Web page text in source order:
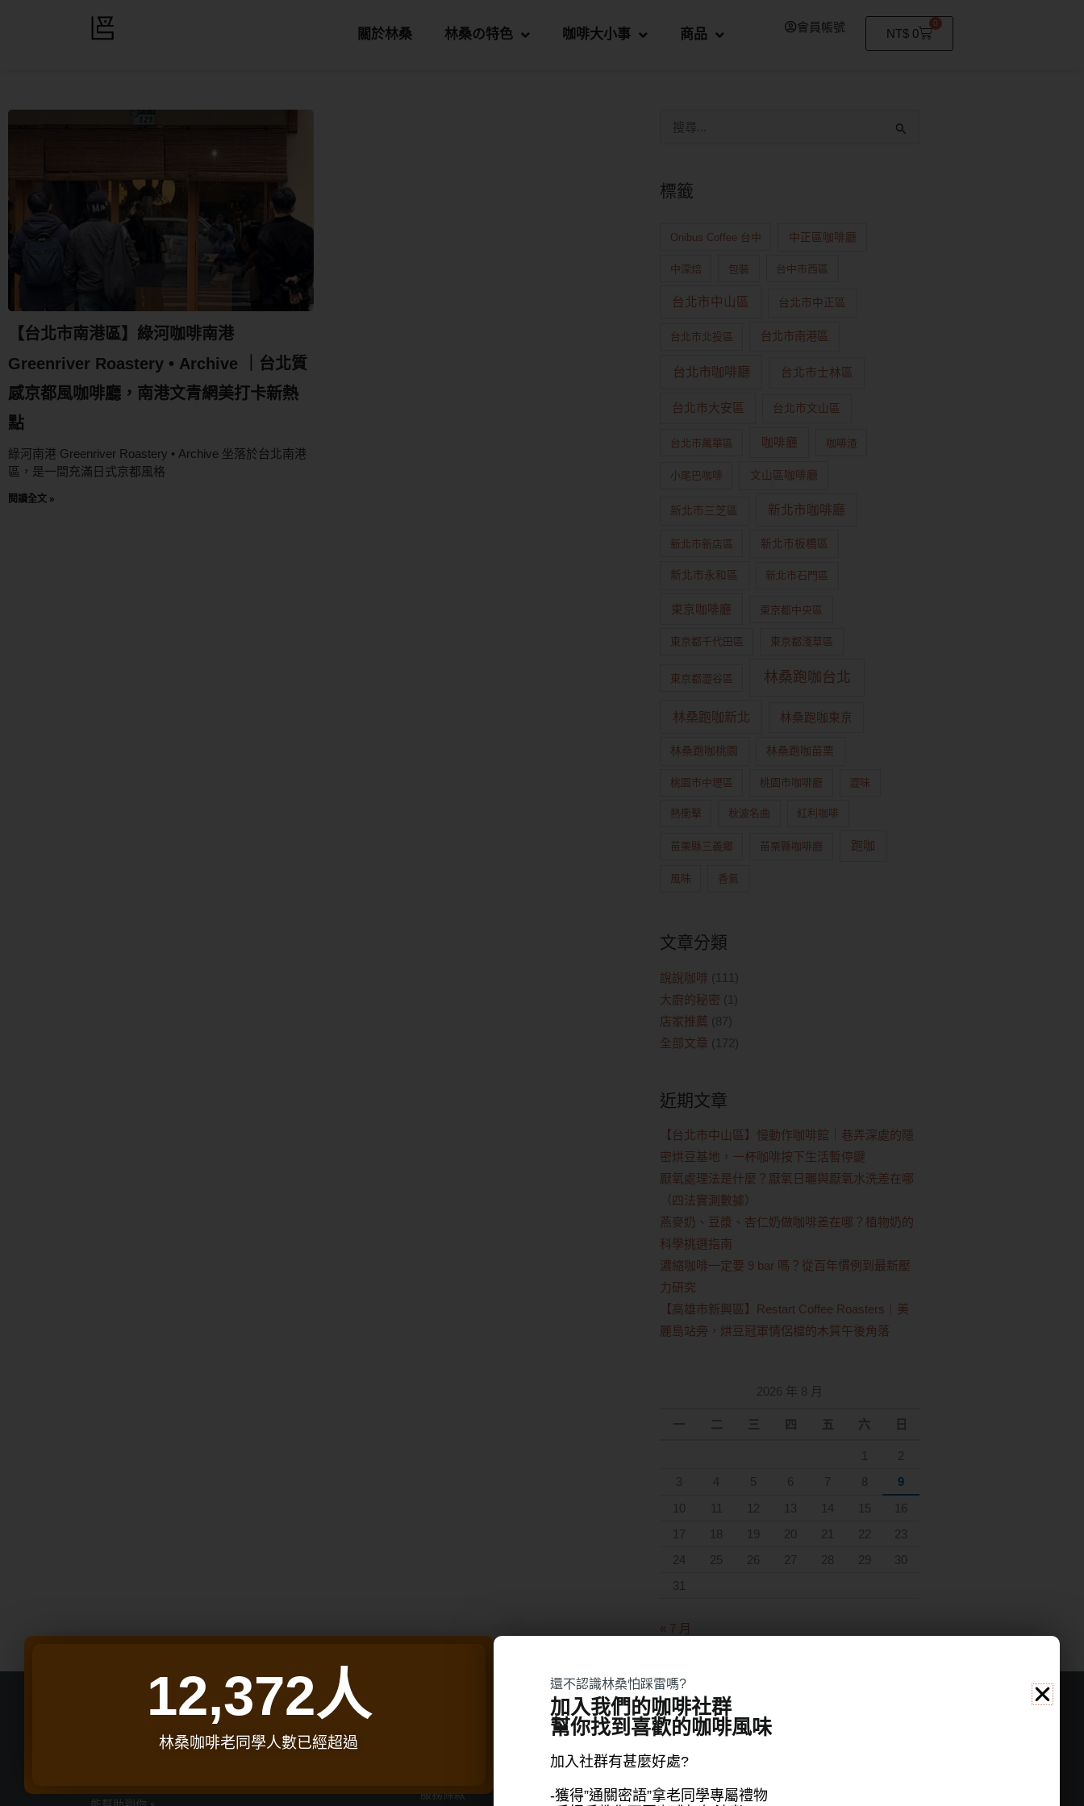
關於林桑 林桑の特色 咖啡大小事 商品 會員帳號 NT$ 0
0
購
物
【台北市南港區】綠河咖啡南港
Greenriver Roastery • Archive ｜台北質
感京都風咖啡廳，南港文青網美打卡新熱
點
綠河南港 Greenriver Roastery • Archive 坐落於台北南港
區，是一間充滿日式京都風格
閱讀全文 »
標籤
Onibus Coffee 台中 中正區咖啡廳
中深焙 包裝 台中市西區
台北市中山區 台北市中正區
台北市北投區 台北市南港區
台北市咖啡廳 台北市士林區
台北市大安區 台北市文山區
台北市萬華區 咖啡廳 咖啡渣
小尾巴咖啡 文山區咖啡廳
新北市三芝區 新北市咖啡廳
新北市新店區 新北市板橋區
新北市永和區 新北市石門區
東京咖啡廳 東京都中央區
東京都千代田區 東京都淺草區
東京都澀谷區 林桑跑咖台北
林桑跑咖新北 林桑跑咖東京
林桑跑咖桃園 林桑跑咖苗栗
桃園市中壢區 桃園市咖啡廳 澀味
熱衝擊 秋波名曲 紅利咖啡
苗栗縣三義鄉 苗栗縣咖啡廳 跑咖
風味 香氣
文章分類
說說咖啡 (111)
大廚的秘密 (1)
店家推薦 (87)
全部文章 (172)
近期文章
【台北市中山區】慢動作咖啡館｜巷弄深處的隱
密烘豆基地，一杯咖啡按下生活暫停鍵
厭氧處理法是什麼？厭氧日曬與厭氧水洗差在哪
（四法實測數據）
燕麥奶、豆漿、杏仁奶做咖啡差在哪？植物奶的
科學挑選指南
濃縮咖啡一定要 9 bar 嗎？從百年慣例到最新壓
力研究
【高雄市新興區】Restart Coffee Roasters｜美
麗島站旁，烘豆冠軍情侶檔的木質午後角落
2026 年 8 月
一 二 三 四 五 六 日
1
2
3
4 5 6 7 8
9
10
11 12 13 14 15
16
17
18 19 20 21 22
23
24
25 26 27 28 29
30
31
« 7 月
服務條款
商品分類
超高CP值優惠專區
林桑的壓箱寶咖啡豆
公司資訊
聯繫電話：(02)22286696
林桑咖啡老同學人數已經超過
12,372人 還不認識林桑怕踩雷嗎?
加入我們的咖啡社群
幫你找到喜歡的咖啡風味
加入社群有甚麼好處?
-獲得”通關密語”拿老同學專屬禮物